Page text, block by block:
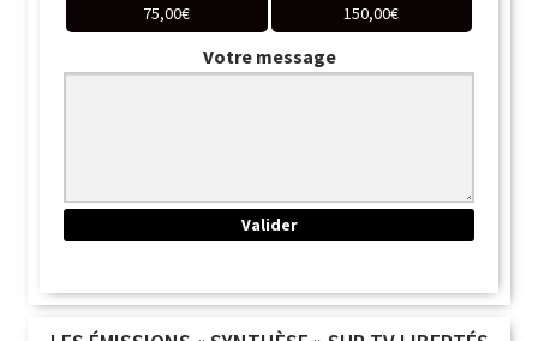
75,00€ 150,00€
Votre message